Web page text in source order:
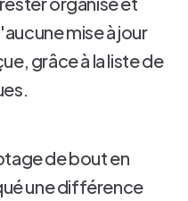
mise à jour
grâce à la liste de
de bout en
une différence